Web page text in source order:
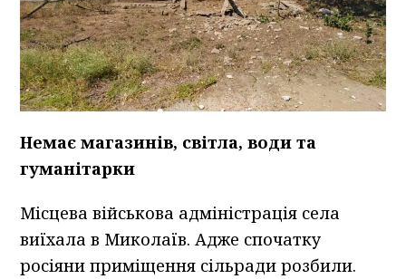
Немає магазинів, світла, води та
гуманітарки
Місцева військова адміністрація села
виїхала в Миколаїв. Адже спочатку
росіяни приміщення сільради розбили.